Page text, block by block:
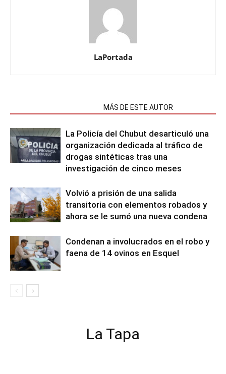
LaPortada
MÁS DE ESTE AUTOR
La Policía del Chubut desarticuló una
organización dedicada al tráfico de
drogas sintéticas tras una
investigación de cinco meses
Volvió a prisión de una salida
transitoria con elementos robados y
ahora se le sumó una nueva condena
Condenan a involucrados en el robo y
faena de 14 ovinos en Esquel
La Tapa